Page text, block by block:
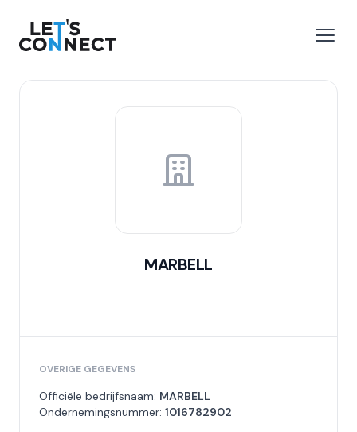
Let's Connect
MARBELL
OVERIGE GEGEVENS
Officiële bedrijfsnaam: MARBELL
Ondernemingsnummer: 1016782902